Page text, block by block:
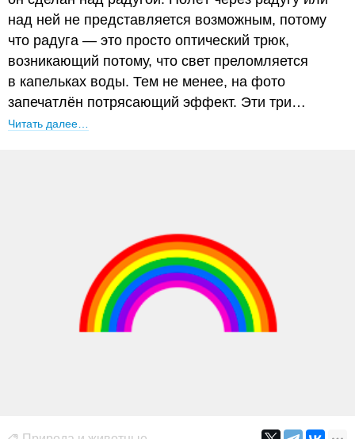
над ней не представляется возможным, потому
что радуга — это просто оптический трюк,
возникающий потому, что свет преломляется
в капельках воды. Тем не менее, на фото
запечатлён потрясающий эффект. Эти три…
Читать далее…